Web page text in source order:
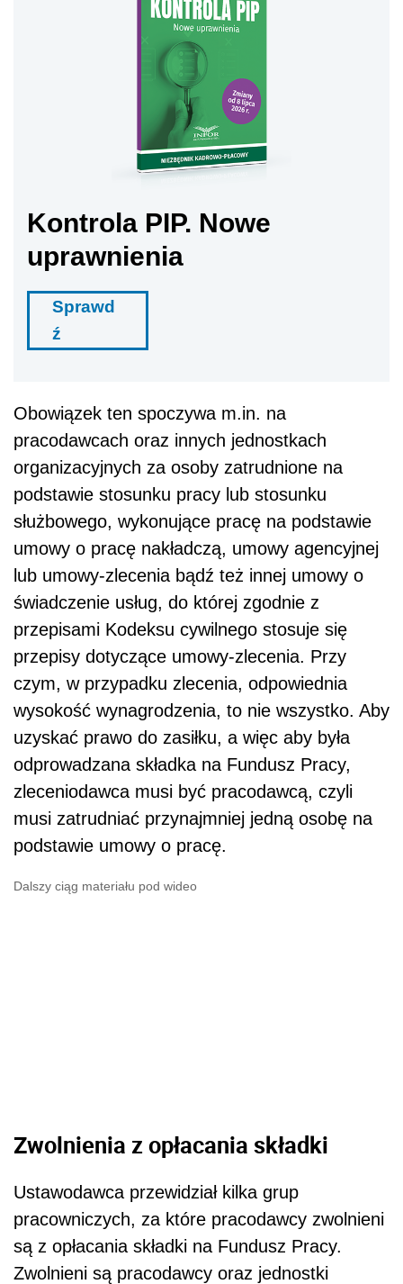
Kontrola PIP. Nowe
uprawnienia
Sprawd
ź
Obowiązek ten spoczywa m.in. na
pracodawcach oraz innych jednostkach
organizacyjnych za osoby zatrudnione na
podstawie stosunku pracy lub stosunku
służbowego, wykonujące pracę na podstawie
umowy o pracę nakładczą, umowy agencyjnej
lub umowy-zlecenia bądź też innej umowy o
świadczenie usług, do której zgodnie z
przepisami Kodeksu cywilnego stosuje się
przepisy dotyczące umowy-zlecenia. Przy
czym, w przypadku zlecenia, odpowiednia
wysokość wynagrodzenia, to nie wszystko. Aby
uzyskać prawo do zasiłku, a więc aby była
odprowadzana składka na Fundusz Pracy,
zleceniodawca musi być pracodawcą, czyli
musi zatrudniać przynajmniej jedną osobę na
podstawie umowy o pracę.
Dalszy ciąg materiału pod wideo
Zwolnienia z opłacania składki
Ustawodawca przewidział kilka grup
pracowniczych, za które pracodawcy zwolnieni
są z opłacania składki na Fundusz Pracy.
Zwolnieni są pracodawcy oraz jednostki